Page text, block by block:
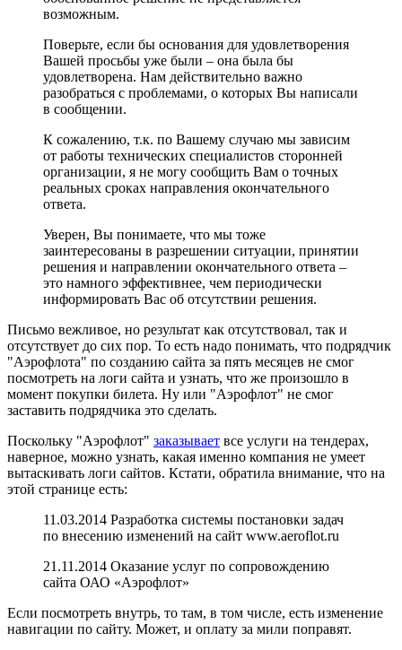
возможным.
Поверьте, если бы основания для удовлетворения
Вашей просьбы уже были – она была бы
удовлетворена. Нам действительно важно
разобраться с проблемами, о которых Вы написали
в сообщении.
К сожалению, т.к. по Вашему случаю мы зависим
от работы технических специалистов сторонней
организации, я не могу сообщить Вам о точных
реальных сроках направления окончательного
ответа.
Уверен, Вы понимаете, что мы тоже
заинтересованы в разрешении ситуации, принятии
решения и направлении окончательного ответа –
это намного эффективнее, чем периодически
информировать Вас об отсутствии решения.
Письмо вежливое, но результат как отсутствовал, так и
отсутствует до сих пор. То есть надо понимать, что подрядчик
"Аэрофлота" по созданию сайта за пять месяцев не смог
посмотреть на логи сайта и узнать, что же произошло в
момент покупки билета. Ну или "Аэрофлот" не смог
заставить подрядчика это сделать.
Поскольку "Аэрофлот" заказывает все услуги на тендерах,
наверное, можно узнать, какая именно компания не умеет
вытаскивать логи сайтов. Кстати, обратила внимание, что на
этой странице есть:
11.03.2014 Разработка системы постановки задач
по внесению изменений на сайт www.aeroflot.ru
21.11.2014 Оказание услуг по сопровождению
сайта ОАО «Аэрофлот»
Если посмотреть внутрь, то там, в том числе, есть изменение
навигации по сайту. Может, и оплату за мили поправят.